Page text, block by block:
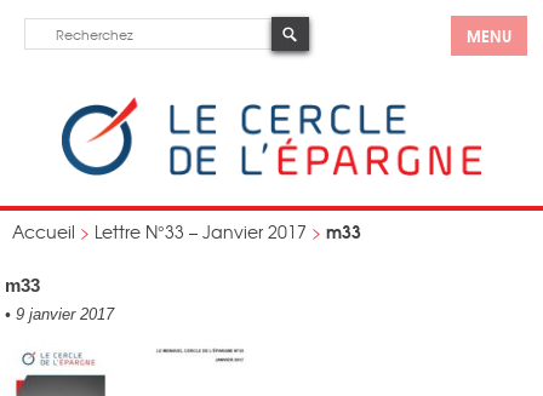
MENU
Accueil > Lettre N°33 – Janvier 2017 > m33
m33
• 9 janvier 2017